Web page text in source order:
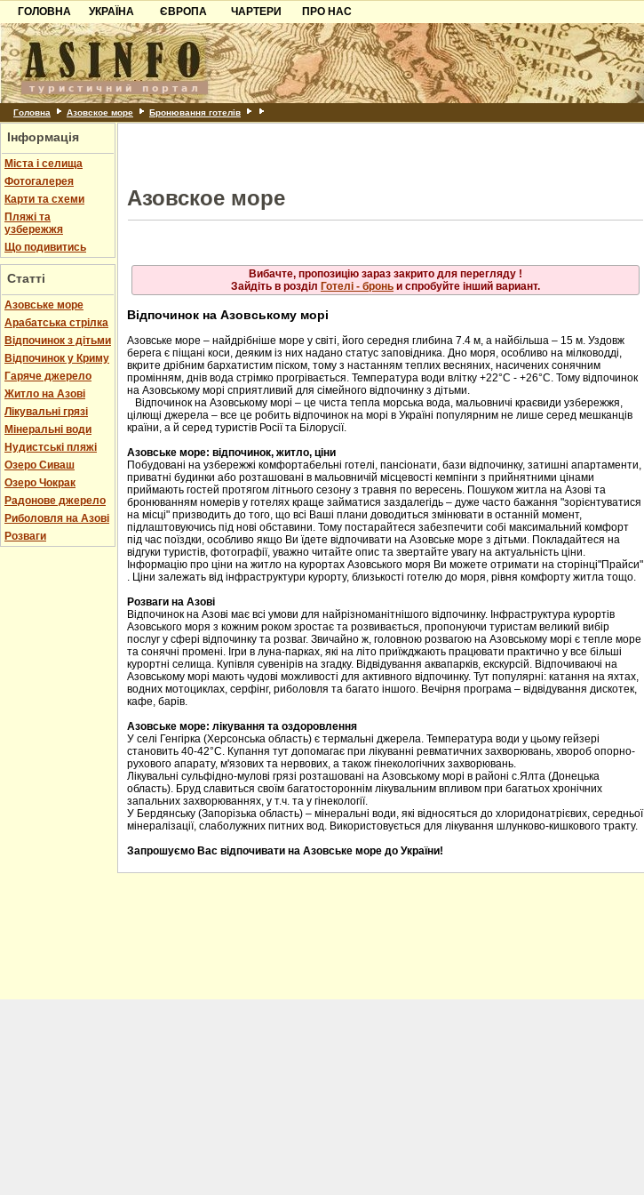
ГОЛОВНА
УКРАЇНА
Карпати
Азов
Причорноморря
Шацьк
ЄВРОПА
Чорногорія
Хорватія
Болгарія
Албанія
ЧАРТЕРИ
ПРО НАС
Контакти
Партнерам
Додати готель
Головна Азовское море Бронювання готелів
Інформація
Міста і селища
Фотогалерея
Карти та схеми
Пляжі та
узбережжя
Що подивитись
Статті
Азовське море
Арабатська стрілка
Відпочинок з дітьми
Відпочинок у Криму
Гаряче джерело
Житло на Азові
Лікувальні грязі
Мінеральні води
Нудистські пляжі
Озеро Сиваш
Озеро Чокрак
Радонове джерело
Риболовля на Азові
Розваги
Азовское море
Вибачте, пропозицію зараз закрито для перегляду !
Зайдіть в розділ Готелі - бронь и спробуйте інший вариант.
Відпочинок на Азовському морі
Азовське море – найдрібніше море у світі, його середня глибина 7.4 м, а найбільша – 15 м. Уздовж
берега є піщані коси, деяким із них надано статус заповідника. Дно моря, особливо на мілководді,
вкрите дрібним бархатистим піском, тому з настанням теплих весняних, насичених сонячним
промінням, днів вода стрімко прогрівається. Температура води влітку +22°C - +26°C. Тому відпочинок
на Азовському морі сприятливий для сімейного відпочинку з дітьми.
Відпочинок на Азовському морі – це чиста тепла морська вода, мальовничі краєвиди узбережжя,
цілющі джерела – все це робить відпочинок на морі в Україні популярним не лише серед мешканців
країни, а й серед туристів Росії та Білорусії.
Азовське море: відпочинок, житло, ціни
Побудовані на узбережжі комфортабельні готелі, пансіонати, бази відпочинку, затишні апартаменти,
приватні будинки або розташовані в мальовничій місцевості кемпінги з прийнятними цінами
приймають гостей протягом літнього сезону з травня по вересень. Пошуком житла на Азові та
бронюванням номерів у готелях краще займатися заздалегідь – дуже часто бажання "зорієнтуватися
на місці" призводить до того, що всі Ваші плани доводиться змінювати в останній момент,
підлаштовуючись під нові обставини. Тому постарайтеся забезпечити собі максимальний комфорт
під час поїздки, особливо якщо Ви їдете відпочивати на Азовське море з дітьми. Покладайтеся на
відгуки туристів, фотографії, уважно читайте опис та звертайте увагу на актуальність ціни.
Інформацію про ціни на житло на курортах Азовського моря Ви можете отримати на сторінці"Прайси"
. Ціни залежать від інфраструктури курорту, близькості готелю до моря, рівня комфорту житла тощо.
Розваги на Азові
Відпочинок на Азові має всі умови для найрізноманітнішого відпочинку. Інфраструктура курортів
Азовського моря з кожним роком зростає та розвивається, пропонуючи туристам великий вибір
послуг у сфері відпочинку та розваг. Звичайно ж, головною розвагою на Азовському морі є тепле море
та сонячні промені. Ігри в луна-парках, які на літо приїжджають працювати практично у все більші
курортні селища. Купівля сувенірів на згадку. Відвідування аквапарків, екскурсій. Відпочиваючі на
Азовському морі мають чудові можливості для активного відпочинку. Тут популярні: катання на яхтах,
водних мотоциклах, серфінг, риболовля та багато іншого. Вечірня програма – відвідування дискотек,
кафе, барів.
Азовське море: лікування та оздоровлення
У селі Генгірка (Херсонська область) є термальні джерела. Температура води у цьому гейзері
становить 40-42°С. Купання тут допомагає при лікуванні ревматичних захворювань, хвороб опорно-
рухового апарату, м'язових та нервових, а також гінекологічних захворювань.
Лікувальні сульфідно-мулові грязі розташовані на Азовському морі в районі с.Ялта (Донецька
область). Бруд славиться своїм багатостороннім лікувальним впливом при багатьох хронічних
запальних захворюваннях, у т.ч. та у гінекології.
У Бердянську (Запорізька область) – мінеральні води, які відносяться до хлоридонатрієвих, середньої
мінералізації, слаболужних питних вод. Використовується для лікування шлунково-кишкового тракту.
Запрошуємо Вас відпочивати на Азовське море до України!
Юр'ївка
Ялта
Курортне
Мисове
Новоотрадне
Осовине
Щолкіне
Юркіне